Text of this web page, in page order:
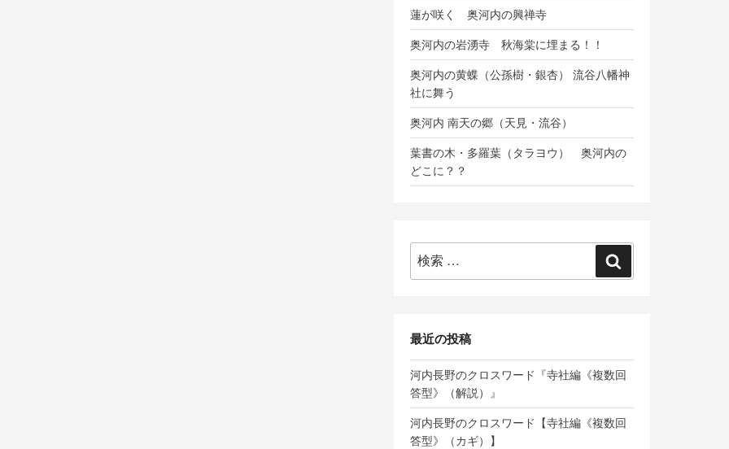
蓮が咲く 奥河内の興禅寺
奥河内の岩湧寺 秋海棠に埋まる！！
奥河内の黄蝶（公孫樹・銀杏） 流谷八幡神
社に舞う
奥河内 南天の郷（天見・流谷）
葉書の木・多羅葉（タラヨウ） 奥河内の
どこに？？
索:
索
最近の投稿
河内長野のクロスワード『寺社編《複数回
答型》（解説）』
河内長野のクロスワード【寺社編《複数回
答型》（カギ）】